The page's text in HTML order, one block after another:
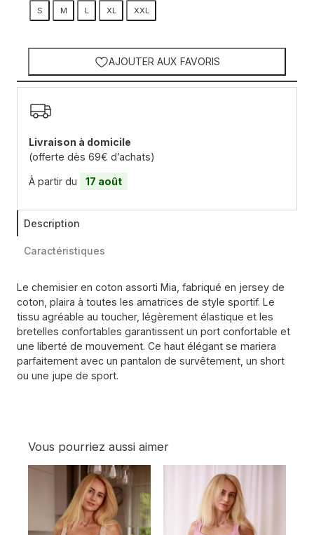
S M L XL XXL
AJOUTER AUX FAVORIS
Livraison à domicile
(offerte dès 69€ d’achats)
À partir du 17 août
Description
Caractéristiques
Le chemisier en coton assorti Mia, fabriqué en jersey de
coton, plaira à toutes les amatrices de style sportif. Le
tissu agréable au toucher, légèrement élastique et les
bretelles confortables garantissent un port confortable et
une liberté de mouvement. Ce haut élégant se mariera
parfaitement avec un pantalon de survêtement, un short
ou une jupe de sport.
Vous pourriez aussi aimer